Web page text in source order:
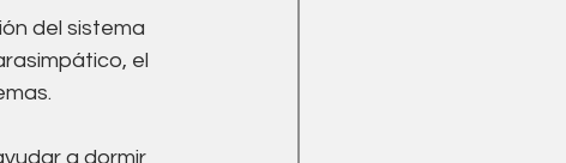
del sistema
el
a dormir